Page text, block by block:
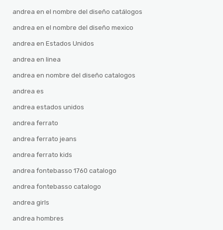
andrea en el nombre del diseño catálogos
andrea en el nombre del diseño mexico
andrea en Estados Unidos
andrea en linea
andrea en nombre del diseño catalogos
andrea es
andrea estados unidos
andrea ferrato
andrea ferrato jeans
andrea ferrato kids
andrea fontebasso 1760 catalogo
andrea fontebasso catalogo
andrea girls
andrea hombres